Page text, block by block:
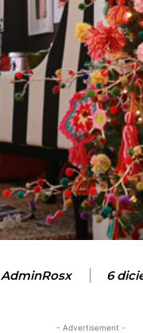
AdminRosx 6
- Advertisement -